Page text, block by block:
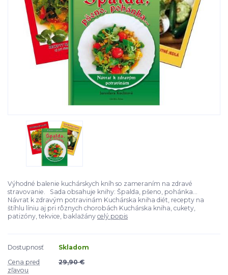
Výhodné balenie kuchárskych kníh so zameraním na zdravé
stravovanie. Sada obsahuje knihy: Špalda, pšeno, pohánka...
Návrat k zdravým potravinám Kuchárska kniha diét, recepty na
štíhlu líniu aj pri rôznych chorobách Kuchárska kniha, cukety,
patizóny, tekvice, baklažány celý popis
Dostupnosť
Skladom
Cena pred
zľavou
29,90 €